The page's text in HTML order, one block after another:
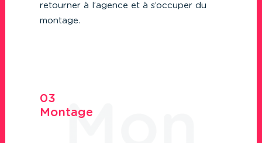
retourner à l’agence et à s’occuper du
montage.
03
Montage